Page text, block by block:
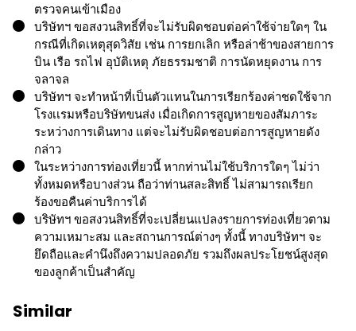
ตรวจคนเข้าเมือง
บริษัทฯ ขอสงวนสิทธิ์ที่จะไม่รับผิดชอบต่อค่าใช้จ่ายใดๆ ใน
กรณีที่เกิดเหตุสุดวิสัย เช่น การยกเลิก หรือล่าช้าของสายการ
บิน เรือ รถไฟ อุบัติเหตุ ภัยธรรมชาติ การนัดหยุดงาน การ
จลาจล
บริษัทฯ จะทำหน้าที่เป็นตัวแทนในการเรียกร้องค่าชดใช้จาก
โรงเเรมหรือบริษัทขนส่ง เมื่อเกิดการสูญหายของสัมภาระ
ระหว่างการเดินทาง แต่จะไม่รับผิดชอบต่อการสูญหายดัง
กล่าว
ในระหว่างการท่องเที่ยวนี้ หากท่านไม่ใช้บริการใดๆ ไม่ว่า
ทั้งหมดหรือบางส่วน ถือว่าท่านสละสิทธิ์ ไม่สามารถเรียก
ร้องขอคืนค่าบริการได้
บริษัทฯ ขอสงวนสิทธิ์ที่จะเปลี่ยนแปลงรายการท่องเที่ยวตาม
ความเหมาะสม และสถานการณ์ต่างๆ ทั้งนี้ ทางบริษัทฯ จะ
ยึดถือและคำนึงถึงความปลอดภัย รวมถึงผลประโยชน์สูงสุด
ของลูกค้าเป็นสำคัญ
Similar